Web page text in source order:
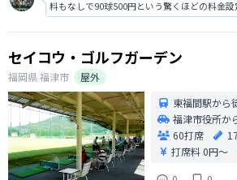
料もなしで90球500円という驚くほどの料金
た、打ち放題も2時間1,400円ですし、週末の
が、とにかく安く練習するにはもってこいの
セイコウ・ゴルフガーデン
福岡県福津市
屋外
東福間駅から
福津市役所か
60打席
打席料0円〜